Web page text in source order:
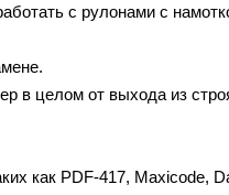
с рулонами с
в целом от выхода из
как PDF-417, Maxicode,